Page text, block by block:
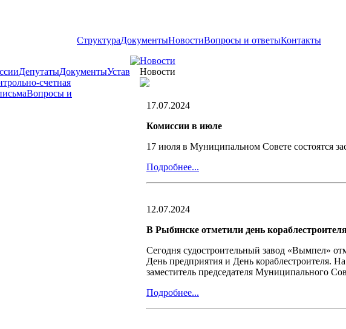
СтруктураДокументыНовостиВопросы и ответыКонтакты
ДепутатыДокументыУстав
счетная
Вопросы и
Новости
Новости
17.07.2024
Комиссии в июле
17 июля в Муниципальном Совете состоятся
Подробнее...
12.07.2024
В Рыбинске отметили день
Сегодня судостроительный завод «Вымпел»
День предприятия и День кораблестроителя.
заместитель председателя Муниципального
Подробнее...